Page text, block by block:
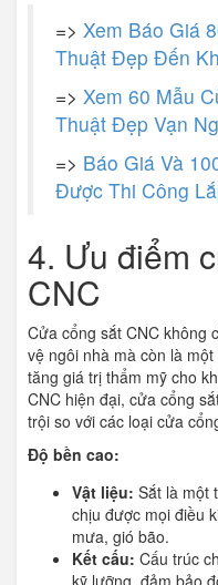
=> Xem Báo Giá
Thuật Đẹp Đến
=> Xem 60 Mẫu
Thuật Đẹp Vạn
=> Báo Giá Và
Được Thi Công
4. Ưu điểm
CNC
Cửa cổng sắt CNC không
vệ ngôi nhà mà còn là
tăng giá trị thẩm mỹ cho
CNC hiện đại, cửa cổng
trội so với các loại cửa
Độ bền cao:
Vật liệu: Sắt là một
chịu được mọi điều
mưa, gió bão.
Kết cấu: Cấu trúc
kỹ lưỡng, đảm bảo